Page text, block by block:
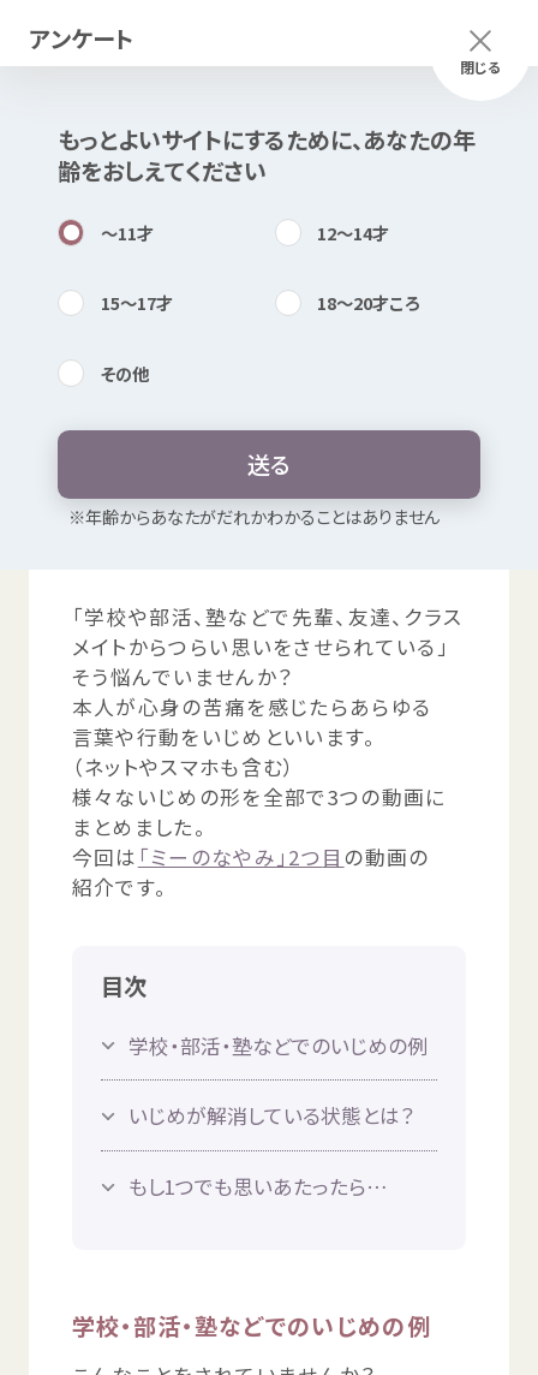
内検索
お気に入り
つかいかた サイトについて
気持ちをはきだす サイト内検索
気に入 り
利用規約 寄付のお願い
Mexへのお問
ふりがな つかいかた メニュー
閉じる
アンケート
もっとよいサイトにするために、あなたの年
齢をおしえてください
〜11才 12〜14才
15〜17才 18〜20才ころ
その他
送る
※年齢からあなたがだれかわかることはありません
ネットでの仲間外れ
暴言・無視・ひいき たたく・殴る
性被害
・わいせつ
「学校や部活、塾などで 先輩、 友達、クラス
メイトからつらい思いをさせられている」
そう悩んでいませんか？
本人が心身の苦痛を感じたらあらゆる
言葉や行動をいじめといいます。
（ネットやスマホも含む）
様々 ないじめの形を全部で3つの動画に
まとめました。
今回は 「ミーのなやみ」2つ 目 の動画の
紹介です。
目次
学校・部活・塾などでのいじめの例
いじめが解消している状態とは？
もし1つでも思いあたったら…
学校・部活・塾などでのいじめの例